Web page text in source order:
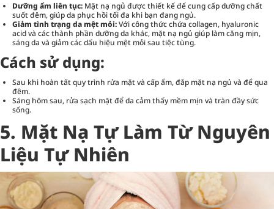
Dưỡng ẩm liên tục: Mặt nạ ngủ được thiết kế để cung cấp dưỡng chất
suốt đêm, giúp da phục hồi tối đa khi bạn đang ngủ.
Giảm tình trạng da mệt mỏi:Với công thức chứa collagen, hyaluronic
acid và các thành phần dưỡng da khác, mặt nạ ngủ giúp làm căng mịn,
sáng da và giảm các dấu hiệu mệt mỏi sau tiệc tùng.
Cách sử dụng:
Sau khi hoàn tất quy trình rửa mặt và cấp ẩm, đắp mặt nạ ngủ và để qua
đêm.
Sáng hôm sau, rửa sạch mặt để da cảm thấy mềm mịn và tràn đầy sức
sống.
5. Mặt Nạ Tự Làm Từ Nguyên
Liệu Tự Nhiên